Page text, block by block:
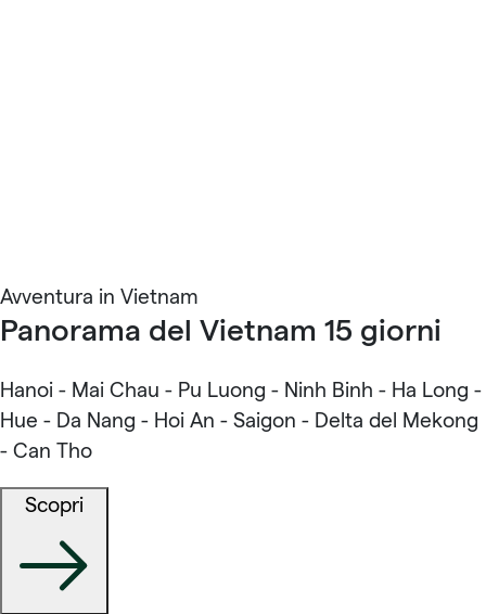
Avventura in Vietnam
Panorama del Vietnam 15 giorni
Hanoi - Mai Chau - Pu Luong - Ninh Binh - Ha Long -
Hue - Da Nang - Hoi An - Saigon - Delta del Mekong
- Can Tho
Scopri